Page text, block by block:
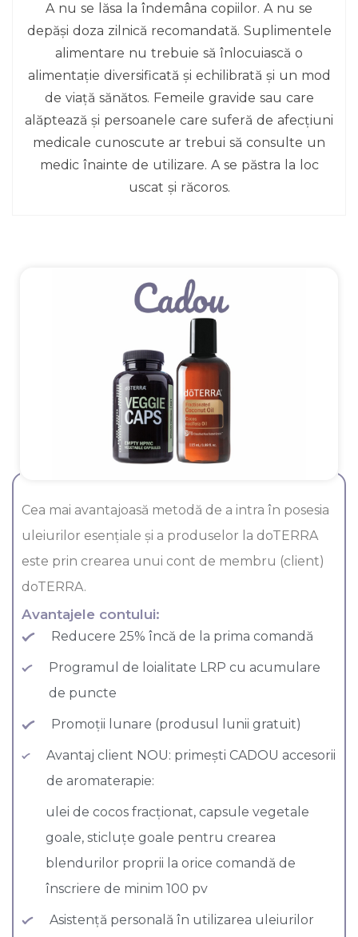
A nu se lăsa la îndemâna copiilor. A nu se
depăși doza zilnică recomandată. Suplimentele
alimentare nu trebuie să înlocuiască o
alimentație diversificată și echilibrată și un mod
de viață sănătos. Femeile gravide sau care
alăptează și persoanele care suferă de afecțiuni
medicale cunoscute ar trebui să consulte un
medic înainte de utilizare. A se păstra la loc
uscat și răcoros.
Cea mai avantajoasă metodă de a intra în posesia
uleiurilor esenţiale şi a produselor la doTERRA
este prin crearea unui cont de membru (client)
doTERRA.
Avantajele contului:
Reducere 25% încă de la prima comandă
Programul de loialitate LRP cu acumulare
de puncte
Promoții lunare (produsul lunii gratuit)
Avantaj client NOU: primești CADOU accesorii
de aromaterapie:
ulei de cocos fracționat, capsule vegetale
goale, sticluțe goale pentru crearea
blendurilor proprii la orice comandă de
înscriere de minim 100 pv
Asistență personală în utilizarea uleiurilor